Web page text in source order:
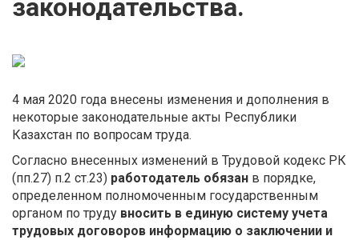
законодательства.
4 мая 2020 года внесены изменения и дополнения в
некоторые законодательные акты Республики
Казахстан по вопросам труда.
Согласно внесенных изменений в Трудовой кодекс РК
(пп.27) п.2 ст.23) работодатель обязан в порядке,
определенном полномоченным государственным
органом по труду вносить в единую систему учета
трудовых договоров информацию о заключении и